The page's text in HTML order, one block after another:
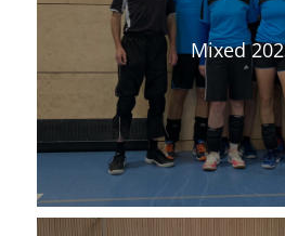
Mixed